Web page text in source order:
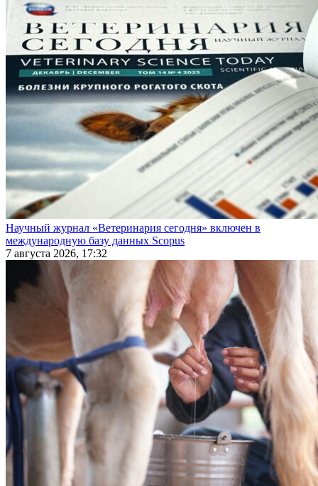
Научный журнал «Ветеринария сегодня» включен в
международную базу данных Scopus
7 августа 2026, 17:32